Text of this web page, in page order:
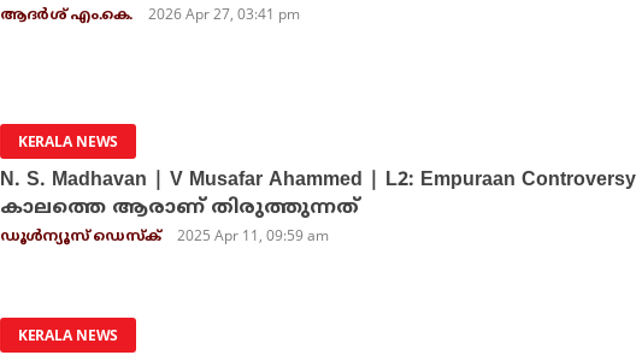
ആദർശ് എം.കെ. 2026 Apr 27, 03:41 pm
KERALA NEWS
N. S. Madhavan | V Musafar Ahammed | L2: Empuraan Controversy |
കാലത്തെ ആരാണ് തിരുത്തുന്നത്
ഡൂള്‍ന്യൂസ് ഡെസ്‌ക് 2025 Apr 11, 09:59 am
KERALA NEWS